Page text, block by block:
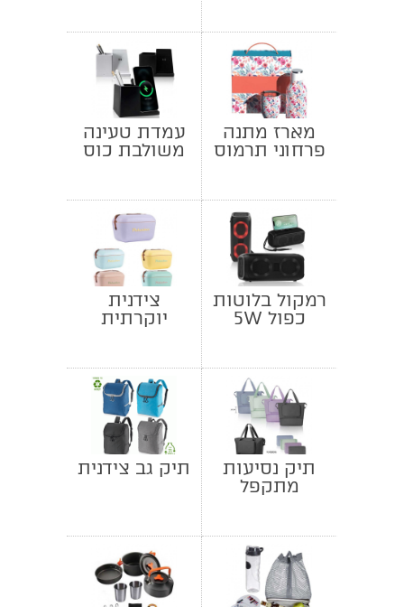
מארז מתנה
פרחוני תרמוס
עמדת טעינה
משולבת כוס
רמקול בלוטות
כפול 5W
צידנית
יוקרתית
תיק נסיעות
מתקפל
תיק גב צידנית